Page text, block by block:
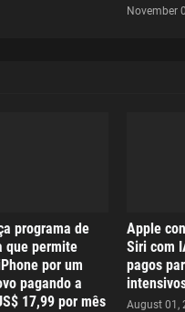
November
programa de
que permite
por um
pagando a
17,99 por mês
Apple
Siri com
pagos
August 01,